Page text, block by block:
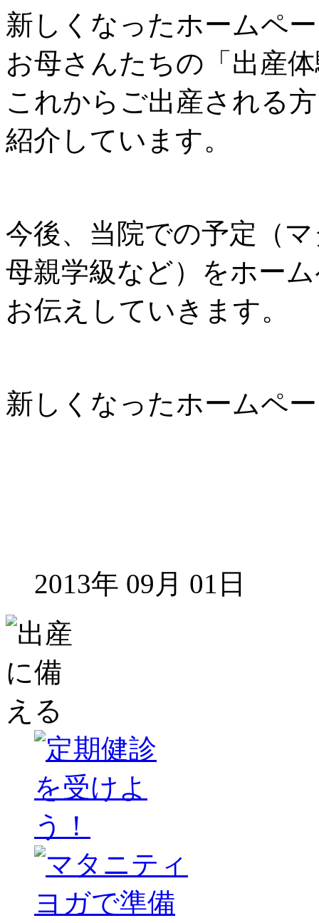
新しくなったホームペ
お母さんたちの「出産
これからご出産される
紹介しています。
今後、当院での予定（
母親学級など）をホー
お伝えしていきます。
新しくなったホームペ
2013年 09月 01日